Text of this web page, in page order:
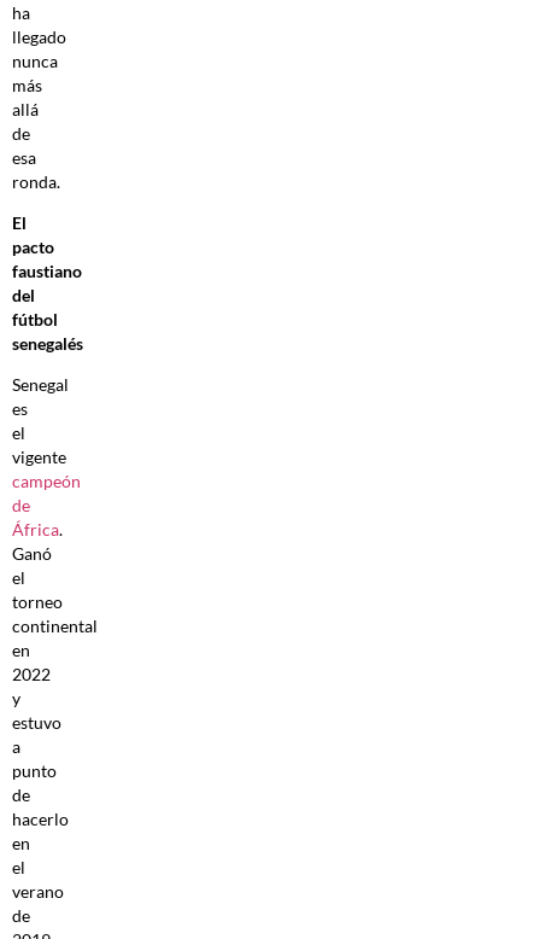
ha
llegado
nunca
más
allá
de
esa
ronda.
El
pacto
faustiano
del
fútbol
senegalés
Senegal
es
el
vigente
campeón
de
África.
Ganó
el
torneo
continental
en
2022
y
estuvo
a
punto
de
hacerlo
en
el
verano
de